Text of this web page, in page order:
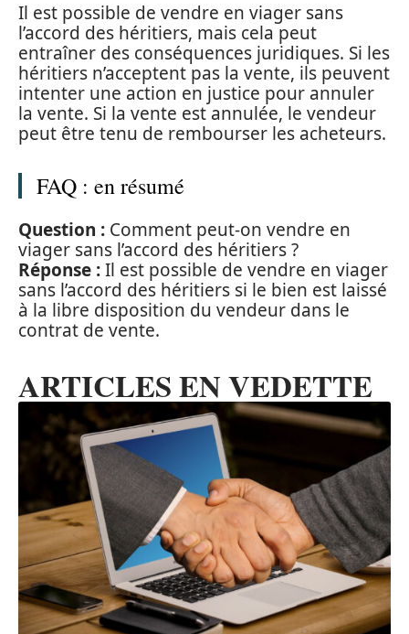
Il est possible de vendre en viager sans
l’accord des héritiers, mais cela peut
entraîner des conséquences juridiques. Si les
héritiers n’acceptent pas la vente, ils peuvent
intenter une action en justice pour annuler
la vente. Si la vente est annulée, le vendeur
peut être tenu de rembourser les acheteurs.
FAQ : en résumé
Question : Comment peut-on vendre en
viager sans l’accord des héritiers ?
Réponse :Il est possible de vendre en viager
sans l’accord des héritiers si le bien est laissé
à la libre disposition du vendeur dans le
contrat de vente.
ARTICLES EN VEDETTE